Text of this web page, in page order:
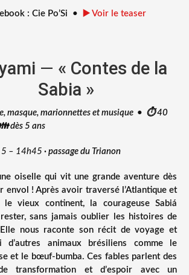
: Cie Po’Si • ▶️ Voir le teaser
— « Contes de la
Sabia »
masque, marionnettes et musique • ⏱️ 40
dès 5 ans
5 – 14h45 · passage du Trianon
oiselle qui vit une grande aventure dès
envol ! Après avoir traversé l’Atlantique et
vieux continent, la courageuse Sabiá
rester, sans jamais oublier les histoires de
nous raconte son récit de voyage et
d’autres animaux brésiliens comme le
et le bœuf-bumba. Ces fables parlent des
transformation et d’espoir avec un